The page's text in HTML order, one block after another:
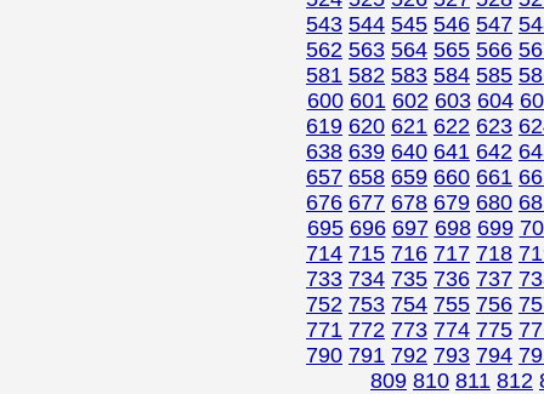
543 544 545 546 547
562 563 564 565 566
581 582 583 584 585
600 601 602 603 604
619 620 621 622 623
638 639 640 641 642
657 658 659 660 661
676 677 678 679 680
695 696 697 698 699
714 715 716 717 718
733 734 735 736 737
752 753 754 755 756
771 772 773 774 775
790 791 792 793 794
809 810 811 812